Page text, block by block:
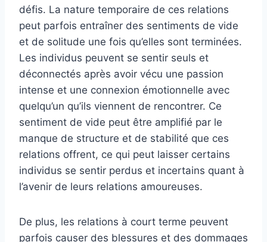
défis. La nature temporaire de ces relations
peut parfois entraîner des sentiments de vide
et de solitude une fois qu’elles sont terminées.
Les individus peuvent se sentir seuls et
déconnectés après avoir vécu une passion
intense et une connexion émotionnelle avec
quelqu’un qu’ils viennent de rencontrer. Ce
sentiment de vide peut être amplifié par le
manque de structure et de stabilité que ces
relations offrent, ce qui peut laisser certains
individus se sentir perdus et incertains quant à
l’avenir de leurs relations amoureuses.
De plus, les relations à court terme peuvent
parfois causer des blessures et des dommages